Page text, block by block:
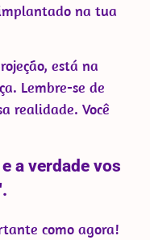
na tua
está na
Lembre-se de
realidade. Você
a verdade vos
como agora!